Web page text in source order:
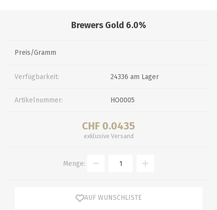
Brewers Gold 6.0%
Preis/Gramm
Verfügbarkeit: 24336 am Lager
Artikelnummer: HO0005
CHF 0.0435
exklusive Versand
Menge:
AUF WUNSCHLISTE